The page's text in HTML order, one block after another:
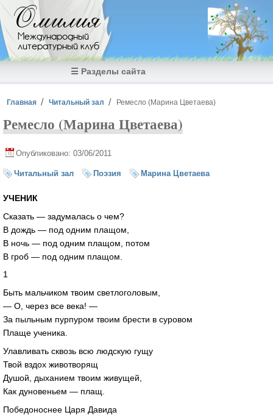
Перейти к основному содержанию
Омилия
Международный
литературный клуб
☰ Разделы сайта
Вы здесь
Главная Читальный зал Ремесло (Марина Цветаева)
Ремесло (Марина Цветаева)
Опубликовано: 03/06/2011
Читальный зал Поэзия Марина Цветаева
УЧЕНИК
Сказать — задумалась о чем?
В дождь — под одним плащом,
В ночь — под одним плащом, потом
В гроб — под одним плащом.
1
Быть мальчиком твоим светлоголовым,
— О, через все века! —
За пыльным пурпуром твоим брести в суровом
Плаще ученика.
Улавливать сквозь всю людскую гущу
Твой вздох животворящ
Душой, дыханием твоим живущей,
Как дуновеньем — плащ.
Победоноснее Царя Давида